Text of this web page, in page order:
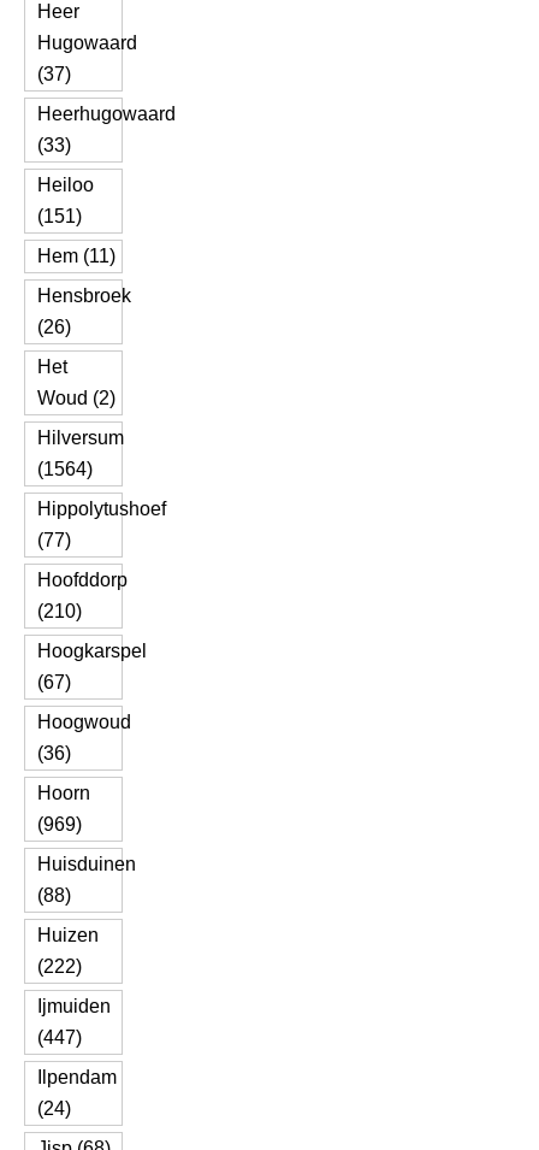
Heer
Hugowaard
(37)
Heerhugowaard
(33)
Heiloo
(151)
Hem (11)
Hensbroek
(26)
Het
Woud (2)
Hilversum
(1564)
Hippolytushoef
(77)
Hoofddorp
(210)
Hoogkarspel
(67)
Hoogwoud
(36)
Hoorn
(969)
Huisduinen
(88)
Huizen
(222)
Ijmuiden
(447)
Ilpendam
(24)